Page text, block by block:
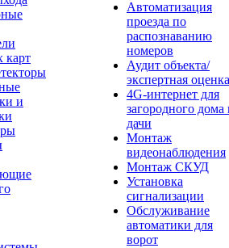
карт
и
Автоматизация
проезда по
распознаванию
номеров
Аудит объекта/
экспертная оценка
4G-интернет для
загородного дома
дачи
Монтаж
видеонаблюдения
Монтаж СКУД
Установка
сигнализации
Обслуживание
автоматики для
ворот